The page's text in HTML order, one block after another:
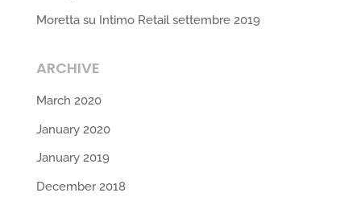
Moretta su Intimo Retail settembre 2019
ARCHIVE
March 2020
January 2020
January 2019
December 2018